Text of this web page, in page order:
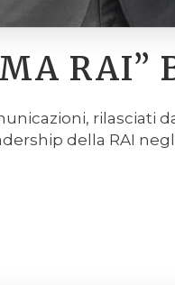
RAI”
rilasciati
della RAI negli